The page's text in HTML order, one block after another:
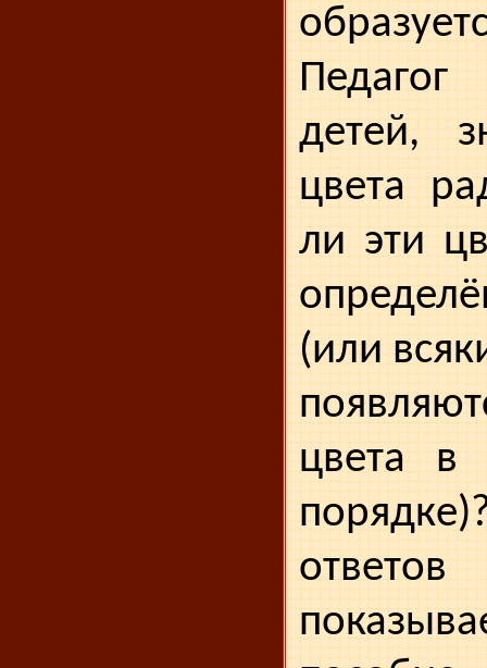
детей,
цвета
ли эти
(или
цвета в